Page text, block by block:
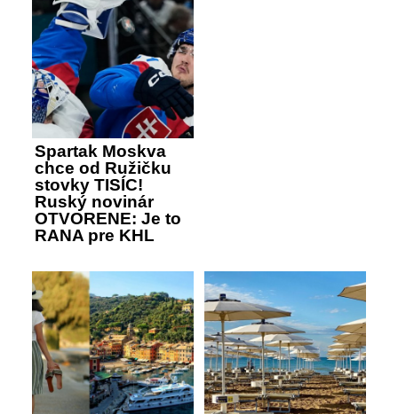
Spartak Moskva
chce od Ružičku
stovky TISÍC!
Ruský novinár
OTVORENE: Je to
RANA pre KHL